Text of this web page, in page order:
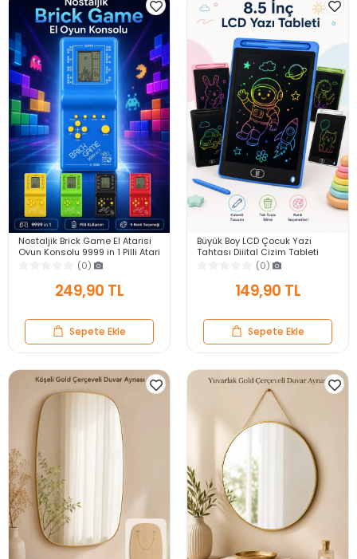
Nostaljik Brick Game El Atarisi
Oyun Konsolu 9999 in 1 Pilli Atari
Eğlenceli Çocuk Oyuncağı
(0)
249,90 TL
Sepete Ekle
Büyük Boy LCD Çocuk Yazı
Tahtası Dijital Çizim Tableti
Kalemli Silinebilir 8.5′ Oyuncak
(0)
149,90 TL
Sepete Ekle